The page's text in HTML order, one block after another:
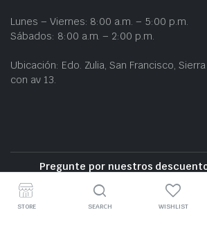
Lunes – Viernes: 8:00 a.m. – 5:00 p.m.
Sábados: 8:00 a.m. – 2:00 p.m.
Ubicación: Edo. Zulia, San Francisco,
con av 13.
Pregunte por nuestros
Entrega gratuita cerca de
STORE SEARCH WISHLIST